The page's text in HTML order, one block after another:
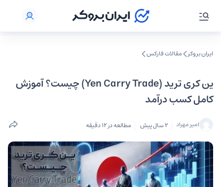
ایران بروکر مقالات فارکس
ین کری ترید (Yen Carry Trade) چیست؟ آموزش
کامل کسب درآمد
امیر مهراد 2 سال پیش مطالعه در 12 دقیقه